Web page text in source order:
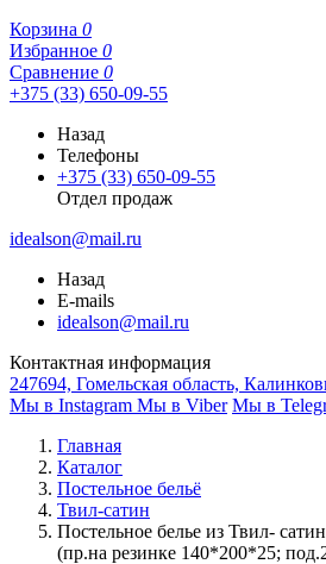
Корзина 0
Избранное 0
Сравнение 0
+375 (33) 650-09-55
Назад
Телефоны
+375 (33) 650-09-55
Отдел продаж
idealson@mail.ru
Назад
E-mails
idealson@mail.ru
Контактная информация
247694, Гомельская область,
Мы в Instagram Мы в Viber Мы в
Главная
Каталог
Постельное бельё
Твил-сатин
Постельное белье из Твил-
(пр.на резинке 140*200*25;